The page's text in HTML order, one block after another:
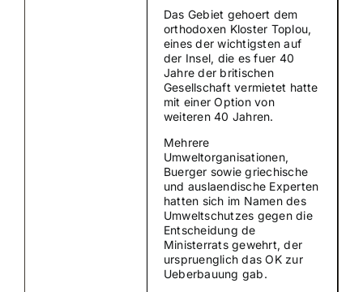
Das Gebiet gehoert dem
orthodoxen Kloster Toplou,
eines der wichtigsten auf
der Insel, die es fuer 40
Jahre der britischen
Gesellschaft vermietet hatte
mit einer Option von
weiteren 40 Jahren.
Mehrere
Umweltorganisationen,
Buerger sowie griechische
und auslaendische Experten
hatten sich im Namen des
Umweltschutzes gegen die
Entscheidung de
Ministerrats gewehrt, der
urspruenglich das OK zur
Ueberbauung gab.